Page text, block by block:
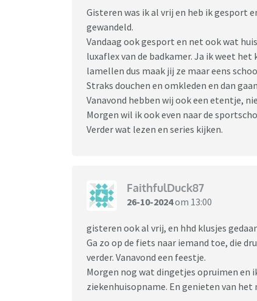
Gisteren was ik al vrij en heb ik gesport
gewandeld.
Vandaag ook gesport en net ook wat
luxaflex van de badkamer. Ja ik weet
lamellen dus maak jij ze maar eens
Straks douchen en omkleden en dan
Vanavond hebben wij ook een etentje,
Morgen wil ik ook even naar de
Verder wat lezen en series kijken.
FaithfulDuck87
26-10-2024om 13:00
gisteren ook al vrij, en hhd klusjes
Ga zo op de fiets naar iemand toe, die
verder. Vanavond een feestje.
Morgen nog wat dingetjes opruimen en
ziekenhuisopname. En genieten van het